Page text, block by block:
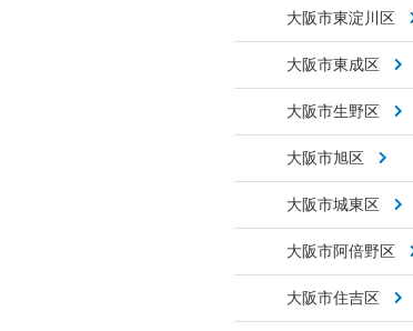
大阪市東淀川区
大阪市東成区
大阪市生野区
大阪市旭区
大阪市城東区
大阪市阿倍野区
大阪市住吉区